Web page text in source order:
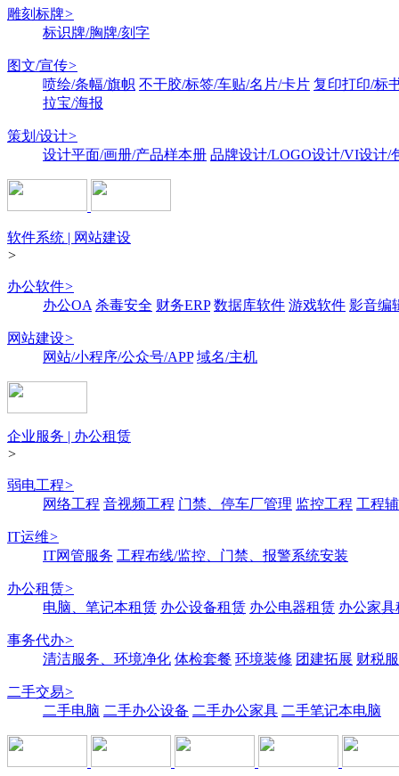
雕刻标牌>
标识牌/胸牌/刻字
图文/宣传>
喷绘/条幅/旗帜 不干胶/标签/车贴/名片/卡片 复印打印/标
拉宝/海报
策划/设计>
设计平面/画册/产品样本册 品牌设计/LOGO设计/VI设计/
软件系统 | 网站建设
>
办公软件>
办公OA 杀毒安全 财务ERP 数据库软件 游戏软件 影音编
网站建设>
网站/小程序/公众号/APP 域名/主机
企业服务 | 办公租赁
>
弱电工程>
网络工程 音视频工程 门禁、停车厂管理 监控工程 工程
IT运维>
IT网管服务 工程布线/监控、门禁、报警系统安装
办公租赁>
电脑、笔记本租赁 办公设备租赁 办公电器租赁 办公家具
事务代办>
清洁服务、环境净化 体检套餐 环境装修 团建拓展 财税
二手交易>
二手电脑 二手办公设备 二手办公家具 二手笔记本电脑